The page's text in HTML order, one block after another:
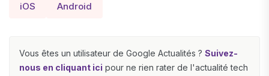
iOS Android
Vous êtes un utilisateur de Google Actualités ? Suivez-
nous en cliquant ici pour ne rien rater de l'actualité tech